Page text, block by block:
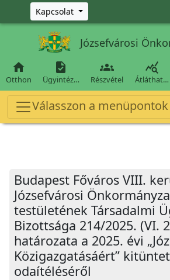
Ugrás a fő tartalomra
Kapcsolat
Józsefvárosi

Otthon

Ügyintéz…

Részvétel

Átláthat…
Válasszon a
Budapest Főváros VIII.
Józsefvárosi
testületének Társadalmi
Bizottsága 214/2025. (VI.
határozata a 2025. évi
Közigazgatásáért”
odaítéléséről